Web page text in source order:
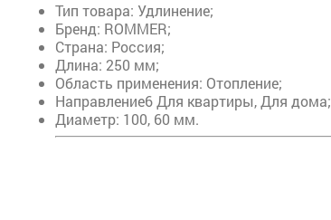
Тип товара: Удлинение;
Бренд: ROMMER;
Страна: Россия;
Длина: 250 мм;
Область применения: Отопление;
Направление6 Для квартиры, Для дома;
Диаметр: 100, 60 мм.